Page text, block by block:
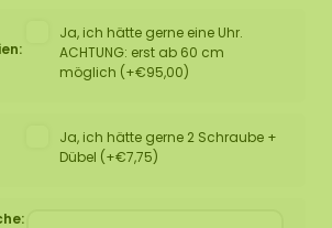
Ja, ich hätte gerne eine Uhr.
ACHTUNG: erst ab 60 cm
möglich (+€95,00)
Ja, ich hätte gerne 2 Schraube +
Dübel (+€7,75)